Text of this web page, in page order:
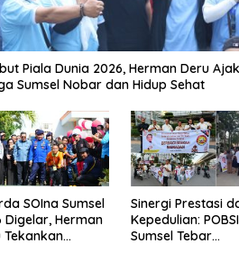
Piala Dunia 2026, Herman Deru Ajak
Sumsel Nobar dan Hidup Sehat
SOIna Sumsel
Digelar, Herman
Tekankan
Sinergi Prestasi
Kepedulian: POBSI
Sumsel Tebar